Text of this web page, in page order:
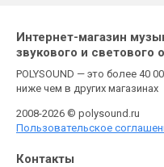
Интернет-магазин
звукового и светового
POLYSOUND — это более 40
ниже чем в других магазинах
2008-2026 © polysound.ru
Пользовательское
Контакты